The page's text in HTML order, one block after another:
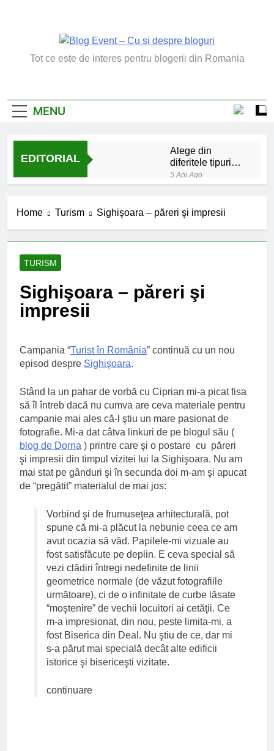
Blog Event – Cu Si
Tot ce este de interes pentru blogerii din Romania
MENU
EDITORIAL
Alege din
diferitele tipuri
de bratara de
argint
5 Ani Ago
5 Ani Ago
campanie ale lui
Donald Trump
cu Pamantul
6 Ani Ago
6 Ani Ago
Home Turism Sighişoara – păreri şi impresii
TURISM
Sighişoara – păreri şi
impresii
Campania “Turist în România” continuă cu un nou
episod despre Sighişoara.
Stând la un pahar de vorbă cu Ciprian mi-a picat fisa
să îl întreb dacă nu cumva are ceva materiale pentru
campanie mai ales că-l ştiu un mare pasionat de
fotografie. Mi-a dat câtva linkuri de pe blogul său (
blog de Dorna ) printre care şi o postare cu păreri
şi impresii din timpul vizitei lui la Sighişoara. Nu am
mai stat pe gânduri şi în secunda doi m-am şi apucat
de “pregătit” materialul de mai jos:
Vorbind şi de frumuseţea arhitecturală, pot
spune că mi-a plăcut la nebunie ceea ce am
avut ocazia să văd. Papilele-mi vizuale au
fost satisfăcute pe deplin. E ceva special să
vezi clădiri întregi nedefinite de linii
geometrice normale (de văzut fotografiile
următoare), ci de o infinitate de curbe lăsate
“moştenire” de vechii locuitori ai cetăţii. Ce
m-a impresionat, din nou, peste limita-mi, a
fost Biserica din Deal. Nu ştiu de ce, dar mi
s-a părut mai specială decât alte edificii
istorice şi bisericeşti vizitate.
continuare